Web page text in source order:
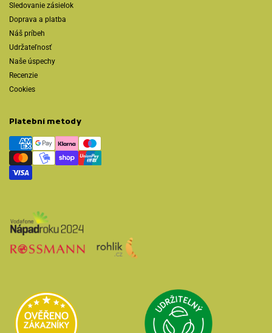
Sledovanie zásielok
Doprava a platba
Náš príbeh
Udržateľnosť
Naše úspechy
Recenzie
Cookies
Platební metody